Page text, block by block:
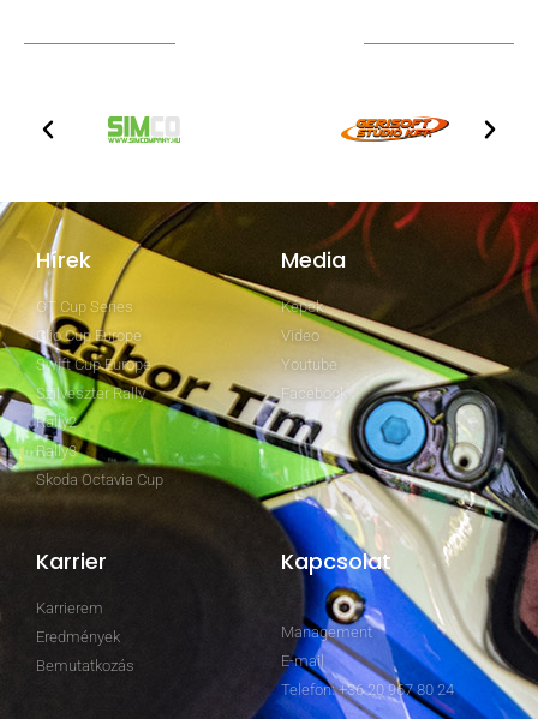
Hírek
GT Cup Series
Clio Cup Europe
Swift Cup Europe
Szilveszter Rally
Rally2
Rally3
Skoda Octavia Cup
Media
Képek
Video
Youtube
Facebook
Karrier
Karrierem
Eredmények
Bemutatkozás
Kapcsolat
Management
E-mail
Telefon: +36 20 967 80 24